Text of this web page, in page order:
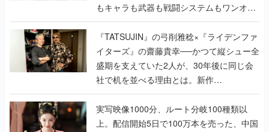
もキャラも武器も戦闘システムもワンオフ
で作り込まれた理由を両ディレクターに聞
く
『TATSUJIN』の弓削雅稔×『ライデンファ
イターズ』の齋藤貴幸──かつて縦シュー全
盛期を支えていた2人が、30年後に同じ会
社で机を並べる理由とは。新作
『TATSUJIN EXTREME』で初タッグを組
んだレジェンド2人に訊く開発秘話
実写映像1000分、ルート分岐100種類以
上。配信開始5日で100万本を売った、中国